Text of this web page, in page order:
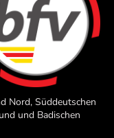
Nord, Süddeutschen
und Badischen